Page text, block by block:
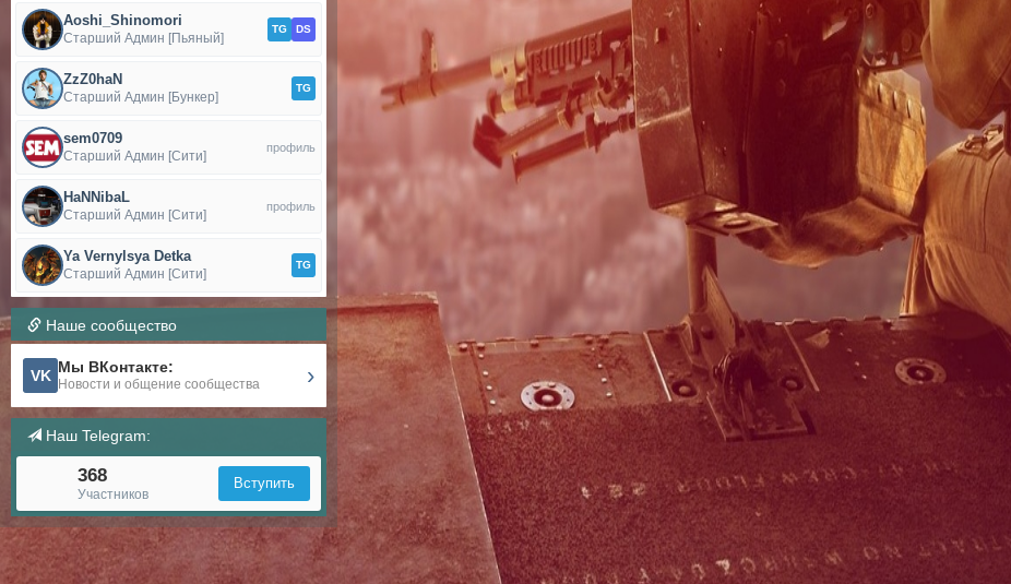
Aoshi_Shinomori
Старший Админ [Пьяный]
TG DS
ZzZ0haN
Старший Админ [Бункер]
TG
sem0709
Старший Админ [Сити]
профиль
HaNNibaL
Старший Админ [Сити]
профиль
Ya Vernylsya Detka
Старший Админ [Сити]
TG
Наше сообщество
VK Мы ВКонтакте:
Новости и общение сообщества ›
Наш Telegram:
368
Участников
Вступить